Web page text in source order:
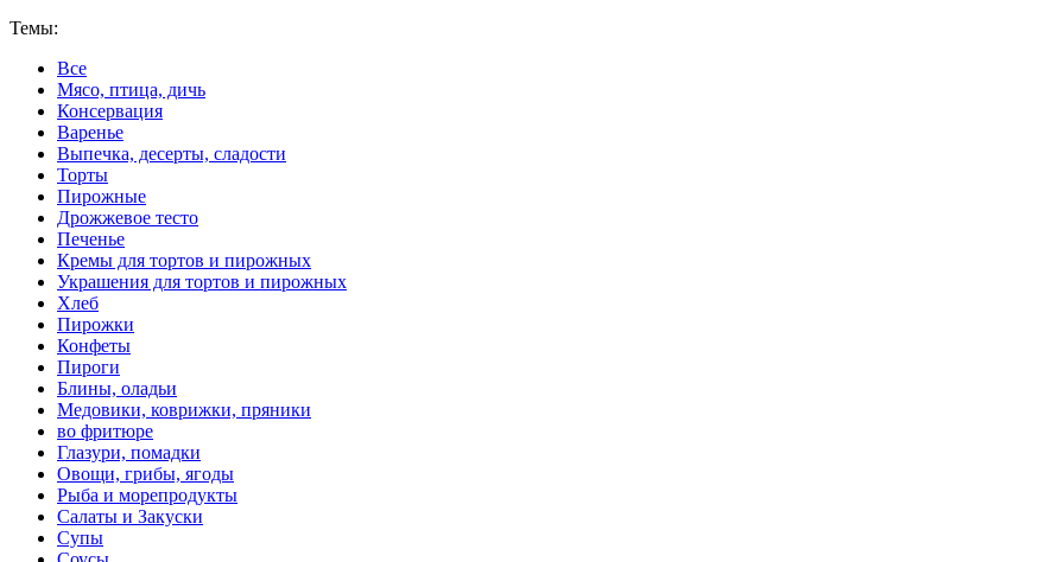
Темы:
Все
Мясо, птица, дичь
Консервация
Варенье
Выпечка, десерты, сладости
Торты
Пирожные
Дрожжевое тесто
Печенье
Кремы для тортов и пирожных
Украшения для тортов и пирожных
Хлеб
Пирожки
Конфеты
Пироги
Блины, оладьи
Медовики, коврижки, пряники
во фритюре
Глазури, помадки
Овощи, грибы, ягоды
Рыба и морепродукты
Салаты и Закуски
Супы